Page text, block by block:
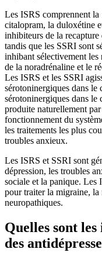
Les ISRS comprennent
citalopram, la duloxétine
inhibiteurs de la
tandis que les SSRI sont
inhibant sélectivement les
de la noradrénaline et le
Les ISRS et les SSRI
sérotoninergiques dans le
sérotoninergiques dans le
produite naturellement
fonctionnement du
les traitements les plus
troubles anxieux.
Les ISRS et SSRI sont
dépression, les troubles
sociale et la panique. Les
pour traiter la migraine,
neuropathiques.
Quelles sont
des